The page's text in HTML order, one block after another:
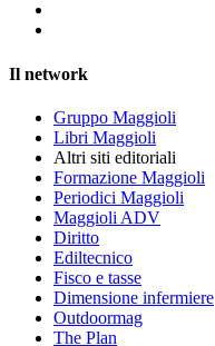
Il network
Gruppo Maggioli
Libri Maggioli
Altri siti editoriali
Formazione Maggioli
Periodici Maggioli
Maggioli ADV
Diritto
Ediltecnico
Fisco e tasse
Dimensione infermiere
Outdoormag
The Plan